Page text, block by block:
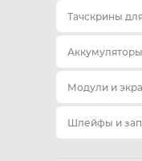
Тачскрины
Модули и
Шлейфы и